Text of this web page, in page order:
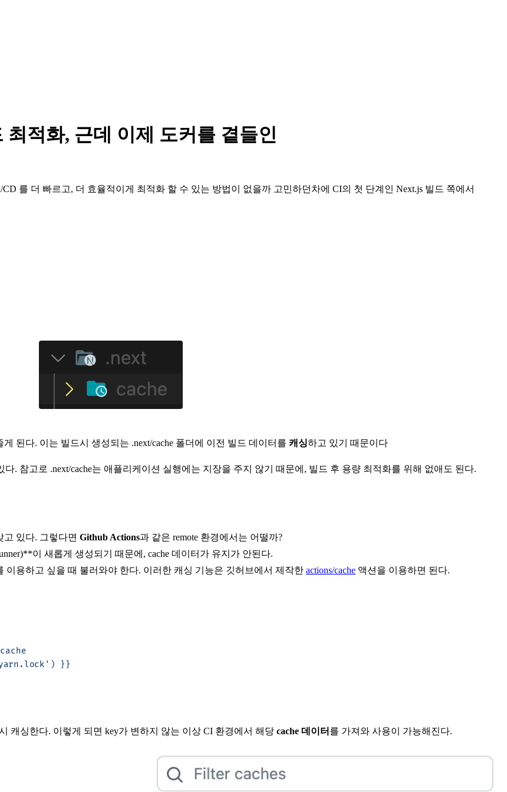
적화, 근데 이제 도커를 곁들인
CD 를 더 빠르고, 더 효율적이게 최적화 할 수 있는 방법이 없을까 고민하던차에 CI의 첫 단계인 Next.js 빌드 쪽에서
된다. 이는 빌드시 생성되는 .next/cache 폴더에 이전 빌드 데이터를 캐싱하고 있기 때문이다
다. 참고로 .next/cache는 애플리케이션 실행에는 지장을 주지 않기 때문에, 빌드 후 용량 최적화를 위해 없애도 된다.
고 있다. 그렇다면 Github Actions과 같은 remote 환경에서는 어떨까?
이 새롭게 생성되기 때문에, cache 데이터 가 유지가 안된다.
이용하고 싶을 때 불러와야 한다. 이러한 캐싱 기능은 깃허브에서 제작한 actions/cache 액션을 이용하면 된다.
}}
캐싱한다. 이렇게 되면 key가 변하지 않는 이상 CI 환경에서 해당 cache 데이터 를 가져와 사용이 가능해진다.